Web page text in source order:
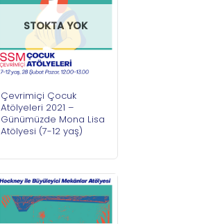
STOKTA YOK
Çevrimiçi Çocuk
Atölyeleri 2021 –
Günümüzde Mona Lisa
Atölyesi (7-12 yaş)